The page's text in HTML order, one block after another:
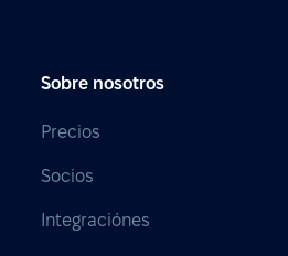
Sobre nosotros
Precios
Socios
Integraciónes